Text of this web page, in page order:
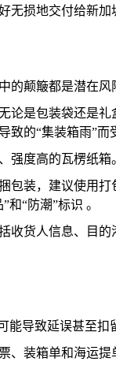
无损地交付给新加
的颠簸都是潜在风
论是包装袋还是
的“集装箱雨”而
强度高的瓦楞纸
包装，建议使用
“防潮”标识 。
收货人信息、目
能导致延误甚至扣
、装箱单和海运